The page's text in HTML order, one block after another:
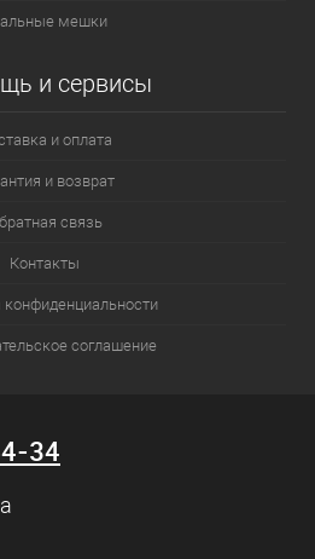
мешки
и сервисы
и оплата
и возврат
связь
Контакты
конфиденциальности
соглашение
34